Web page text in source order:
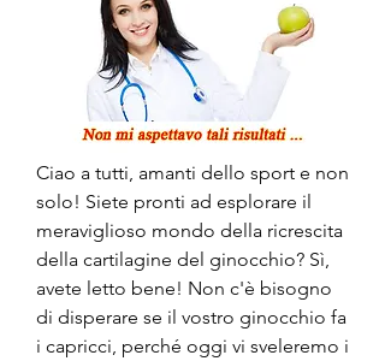
Ciao a tutti, amanti dello sport e non
solo! Siete pronti ad esplorare il
meraviglioso mondo della ricrescita
della cartilagine del ginocchio? Sì,
avete letto bene! Non c'è bisogno
di disperare se il vostro ginocchio fa
i capricci, perché oggi vi sveleremo i